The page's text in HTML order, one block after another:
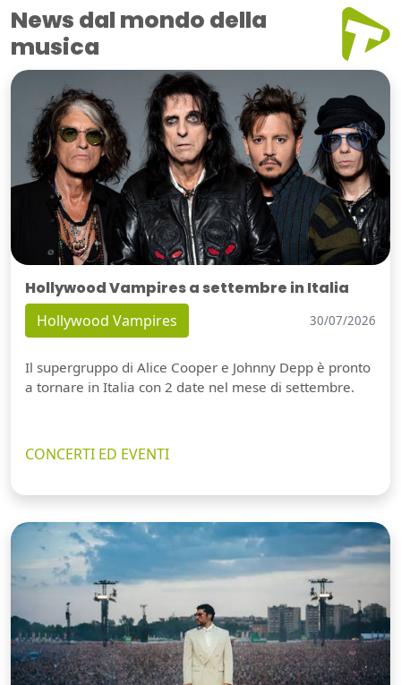
News dal mondo della
musica
Hollywood Vampires a settembre in Italia
Hollywood Vampires 30/07/2026
Il supergruppo di Alice Cooper e Johnny Depp è pronto
a tornare in Italia con 2 date nel mese di settembre.
CONCERTI ED EVENTI